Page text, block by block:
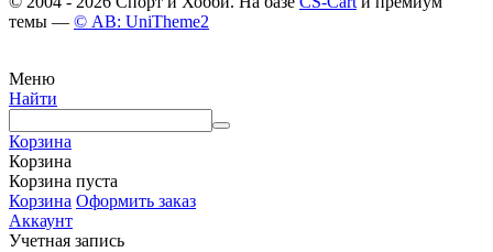
темы — © AB: UniTheme2
Меню
Найти
Корзина
Корзина
Корзина пуста
Корзина Оформить заказ
Аккаунт
Учетная запись